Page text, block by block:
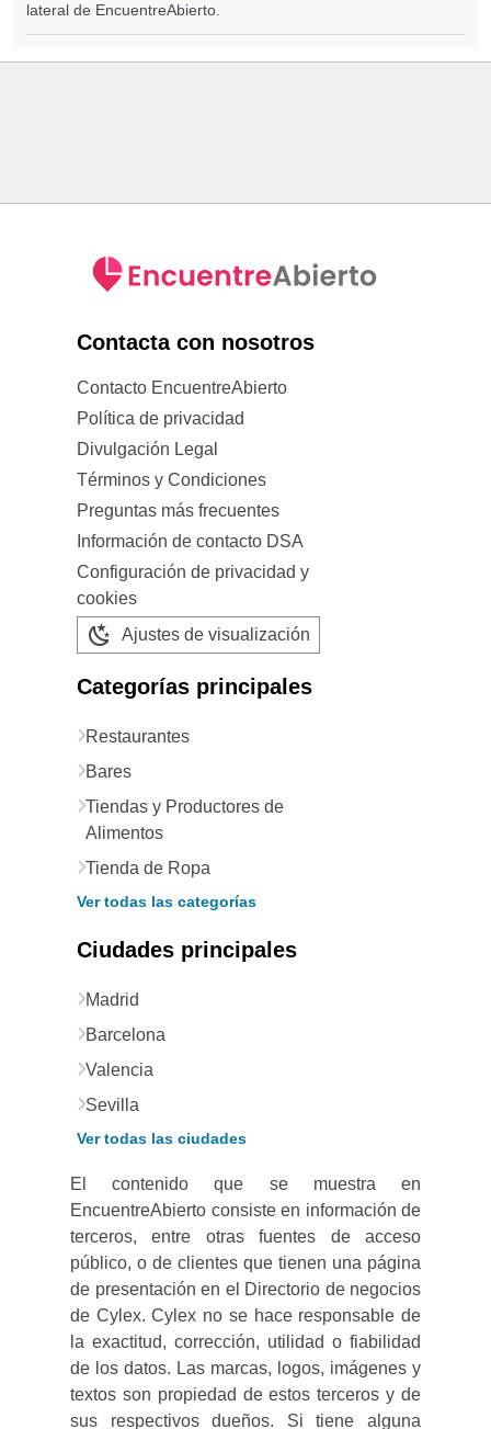
lateral de EncuentreAbierto.
Contacta con nosotros
Contacto EncuentreAbierto
Política de privacidad
Divulgación Legal
Términos y Condiciones
Preguntas más frecuentes
Información de contacto DSA
Configuración de privacidad y
cookies
Ajustes de visualización
Categorías principales
Restaurantes
Bares
Tiendas y Productores de
Alimentos
Tienda de Ropa
Ver todas las categorías
Ciudades principales
Madrid
Barcelona
Valencia
Sevilla
Ver todas las ciudades
El contenido que se muestra en
EncuentreAbierto consiste en información de
terceros, entre otras fuentes de acceso
público, o de clientes que tienen una página
de presentación en el Directorio de negocios
de Cylex. Cylex no se hace responsable de
la exactitud, corrección, utilidad o fiabilidad
de los datos. Las marcas, logos, imágenes y
textos son propiedad de estos terceros y de
sus respectivos dueños. Si tiene alguna